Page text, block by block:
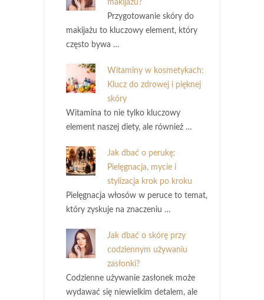
makijażu?
Przygotowanie skóry do
makijażu to kluczowy element, który
często bywa …
Witaminy w kosmetykach:
Klucz do zdrowej i pięknej
skóry
Witamina to nie tylko kluczowy
element naszej diety, ale również …
Jak dbać o perukę:
Pielęgnacja, mycie i
stylizacja krok po kroku
Pielęgnacja włosów w peruce to temat,
który zyskuje na znaczeniu …
Jak dbać o skórę przy
codziennym używaniu
zasłonki?
Codzienne używanie zasłonek może
wydawać się niewielkim detalem, ale